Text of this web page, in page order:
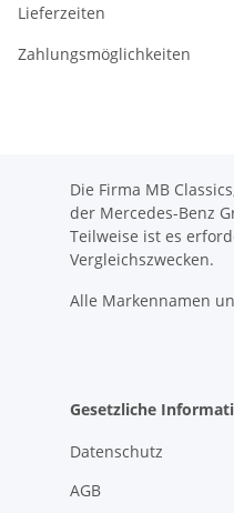
Lieferzeiten
Zahlungsmöglichkeiten
Die Firma MB
der Mercedes-Benz
Teilweise ist es
Vergleichszwecken.
Alle Markennamen
Gesetzliche
Datenschutz
AGB